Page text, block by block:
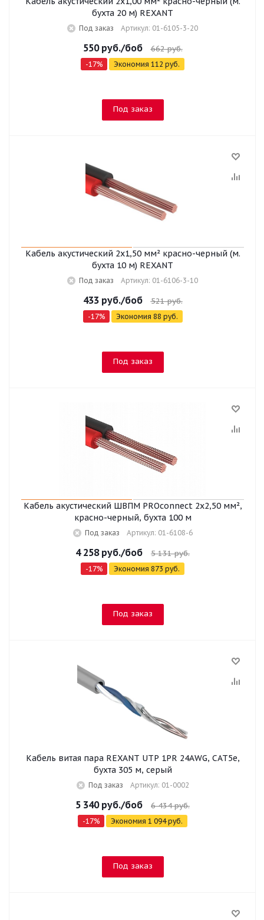
бухта 20 м) REXANT
Под заказ Артикул: 01-6105-3-20
550руб./боб 662руб.
-17% Экономия 112 руб.
Под заказ
Кабель акустический 2х1,50 мм² красно-черный (м.
бухта 10 м) REXANT
Под заказ Артикул: 01-6106-3-10
433руб./боб 521руб.
-17% Экономия 88 руб.
Под заказ
Кабель акустический ШВПМ PROconnect 2х2,50 мм²,
красно-черный, бухта 100 м
Под заказ Артикул: 01-6108-6
4 258руб./боб 5 131руб.
-17% Экономия 873 руб.
Под заказ
Кабель витая пара REXANT UTP 1PR 24AWG, CAT5e,
бухта 305 м, серый
Под заказ Артикул: 01-0002
5 340руб./боб 6 434руб.
-17% Экономия 1 094руб.
Под заказ